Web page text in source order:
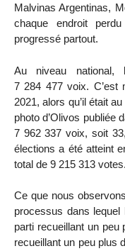
Malvinas Argentinas,
chaque endroit
progressé partout.
Au niveau national,
7 284 477 voix. C’est
2021, alors qu’il était
photo d’Olivos publiée
7 962 337 voix, soit
élections a été atteint
total de 9 215 313 votes.
Ce que nous
processus dans lequel
parti recueillant un peu
recueillant un peu plus